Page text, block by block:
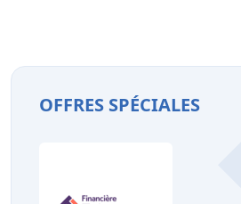
OFFRES SPÉCIALES